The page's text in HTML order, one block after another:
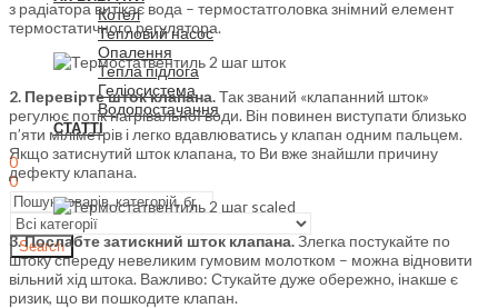
Котел
Тепловий насос
Опалення
Тепла підлога
Геліосистема
Водопостачання
СТАТТІ
0
0
Search
з радіатора витікає вода – термостатголовка знімний елемент
термостатичного регулятора.
2. Перевірте шток клапана.Так званий «клапанний шток»
регулює потік нагрівальної води. Він повинен виступати близько
п’яти міліметрів і легко вдавлюватись у клапан одним пальцем.
Якщо затиснутий шток клапана, то Ви вже знайшли причину
дефекту клапана.
3. Послабте затискний шток клапана.Злегка постукайте по
штоку спереду невеликим гумовим молотком – можна відновити
вільний хід штока. Важливо: Стукайте дуже обережно, інакше є
ризик, що ви пошкодите клапан.